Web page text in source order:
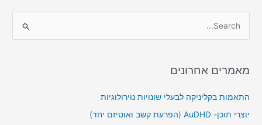
rמאמרים אחרונים
התאמות בקליניקה לבעלי שונויות נוירולוגיות
יוצרי תוכן- AuDHD (הפרעת קשב ואוטיזם יחד)